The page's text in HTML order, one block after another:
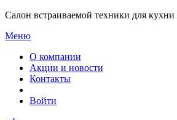
Салон встраиваемой техники для кухни
Меню
О компании
Акции и новости
Контакты
Войти